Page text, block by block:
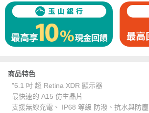
商品特色
"6.1 吋 超 Retina XDR 顯示器
最快速的 A15 仿生晶片
支援無線充電、 IP68 等級 防潑、抗水與防塵